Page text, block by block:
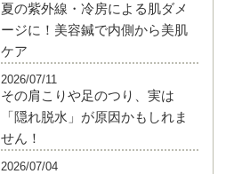
夏の紫外線・冷房による肌ダメ
ージに！美容鍼で内側から美肌
ケア
その肩こりや足のつり、実は
「隠れ脱水」が原因かもしれま
せん！
2026/07/11
2026/07/04